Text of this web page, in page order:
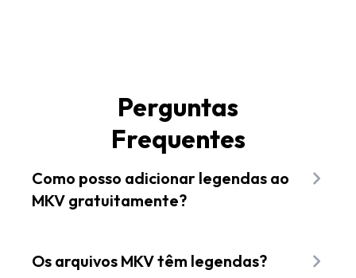
Perguntas
Frequentes
Como posso adicionar legendas ao
MKV gratuitamente?
você pode usar o Flixier, na verdade você nem
precisa criar uma conta para usar nossa
Os arquivos MKV têm legendas?